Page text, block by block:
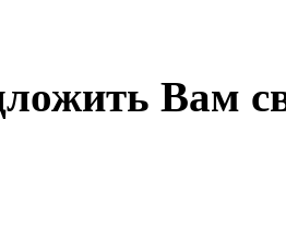
Вам